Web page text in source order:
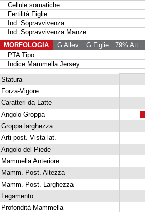
Cellule somatiche
Fertilità Figlie
Ind. Sopravvivenza
Ind. Sopravvivenza Manze
MORFOLOGIA
G Allev. G Figlie79% Att.
PTA Tipo
Indice Mammella Jersey
Statura
Forza-Vigore
Caratteri da Latte
Angolo Groppa
Groppa larghezza
Arti post. Vista lat.
Angolo del Piede
Mammella Anteriore
Mamm. Post. Altezza
Mamm. Post. Larghezza
Legamento
Profondità Mammella